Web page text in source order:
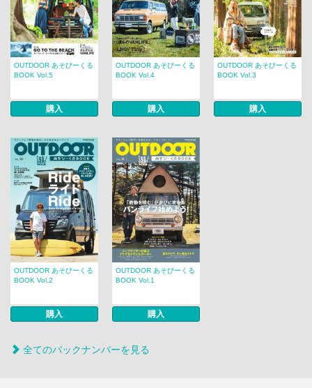
OUTDOOR あそびーくる
BOOK Vol.5
購入
OUTDOOR あそびーくる
BOOK Vol.4
購入
OUTDOOR あそびーくる
BOOK Vol.3
購入
OUTDOOR あそびーくる
BOOK Vol.2
購入
OUTDOOR あそびーくる
BOOK Vol.1
購入
全てのバックナンバーを見る